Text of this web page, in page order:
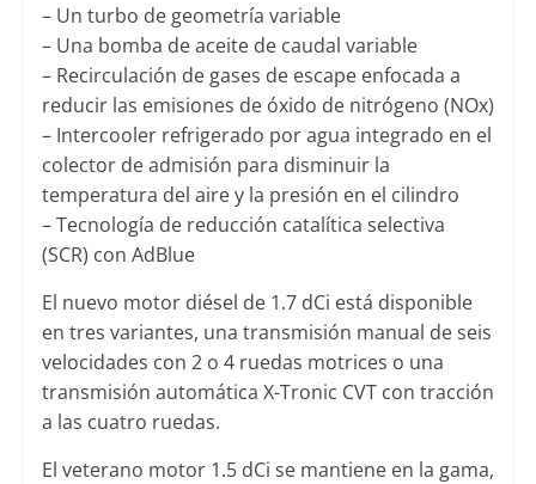
– Un turbo de geometría variable
– Una bomba de aceite de caudal variable
– Recirculación de gases de escape enfocada a
reducir las emisiones de óxido de nitrógeno (NOx)
– Intercooler refrigerado por agua integrado en el
colector de admisión para disminuir la
temperatura del aire y la presión en el cilindro
– Tecnología de reducción catalítica selectiva
(SCR) con AdBlue
El nuevo motor diésel de 1.7 dCi está disponible
en tres variantes, una transmisión manual de seis
velocidades con 2 o 4 ruedas motrices o una
transmisión automática X-Tronic CVT con tracción
a las cuatro ruedas.
El veterano motor 1.5 dCi se mantiene en la gama,